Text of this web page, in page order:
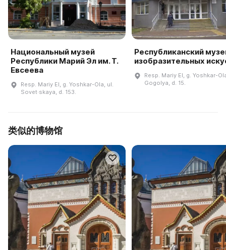
Национальный музей
Республики Марий Эл им. Т.
Евсеева
Resp. Mariy El, g. Yoshkar-Ola, ul.
Sovet·skaya, d. 153.
Республиканский
изобразительных
Resp. Mariy El, g. Yoshkar-
Gogolya, d. 15.
类似的博物馆